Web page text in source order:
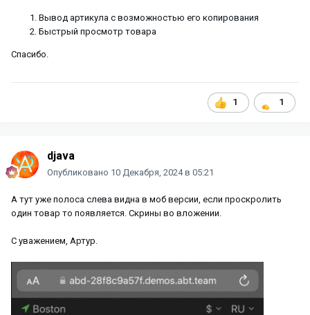
Вывод артикула с возможностью его копирования
Быстрый просмотр товара
Спасибо.
1 1
djava
Опубликовано 10 Декабря, 2024 в 05:21
А тут уже полоса слева видна в моб версии, если проскролить
один товар то появляется. Скрины во вложении.
С уважением, Артур.